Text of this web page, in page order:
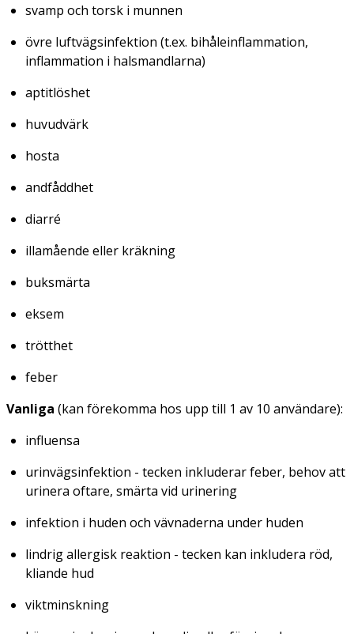
svamp och torsk i munnen
övre luftvägsinfektion (t.ex. bihåleinflammation,
inflammation i halsmandlarna)
aptitlöshet
huvudvärk
hosta
andfåddhet
diarré
illamående eller kräkning
buksmärta
eksem
trötthet
feber
Vanliga (kan förekomma hos upp till 1 av 10 användare):
influensa
urinvägsinfektion - tecken inkluderar feber, behov att
urinera oftare, smärta vid urinering
infektion i huden och vävnaderna under huden
lindrig allergisk reaktion - tecken kan inkludera röd,
kliande hud
viktminskning